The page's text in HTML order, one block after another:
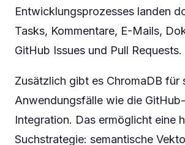
Entwicklungsprozesses landen
Tasks, Kommentare, E-Mails,
GitHub Issues und Pull Requests.
Zusätzlich gibt es ChromaDB für
Anwendungsfälle wie die
Integration. Das ermöglicht eine
Suchstrategie: semantische